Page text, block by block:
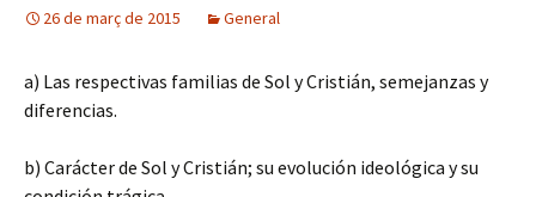
26 de març de 2015 General
a) Las respectivas familias de Sol y Cristián, semejanzas y
diferencias.
b) Carácter de Sol y Cristián; su evolución ideológica y su